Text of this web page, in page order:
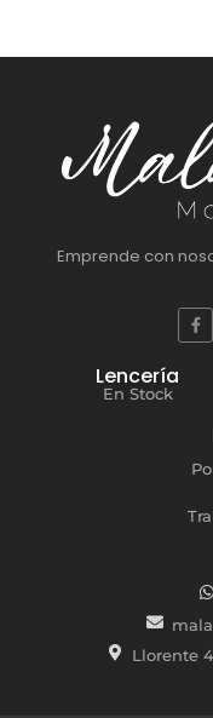
Emprende con
Lencería
En Stock
Llorente